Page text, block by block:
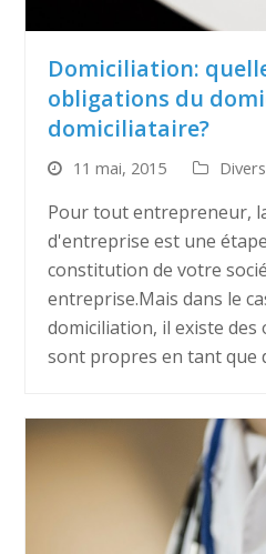
Domiciliation:
obligations du
domiciliataire?
11 mai, 2015 Divers
Pour tout entrepreneur,
d'entreprise est une
constitution de votre
entreprise.Mais dans le
domiciliation, il existe
sont propres en tant que